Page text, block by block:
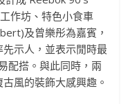
工作坊、特色小食車
及曾樂彤為嘉賓，
示人，並表示閒時最
配搭。與此同時， 兩
風的裝飾大感興趣。